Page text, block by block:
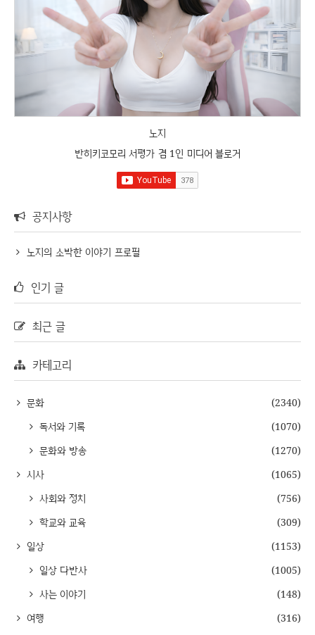
노지
반히키코모리 서평가 겸 1인 미디어 블로거
공지사항
노지의 소박한 이야기 프로필
인기 글
최근 글
카테고리
문화
(2340)
독서와 기록
(1070)
문화와 방송
(1270)
시사
(1065)
사회와 정치
(756)
학교와 교육
(309)
일상
(1153)
일상 다반사
(1005)
사는 이야기
(148)
여행
(316)